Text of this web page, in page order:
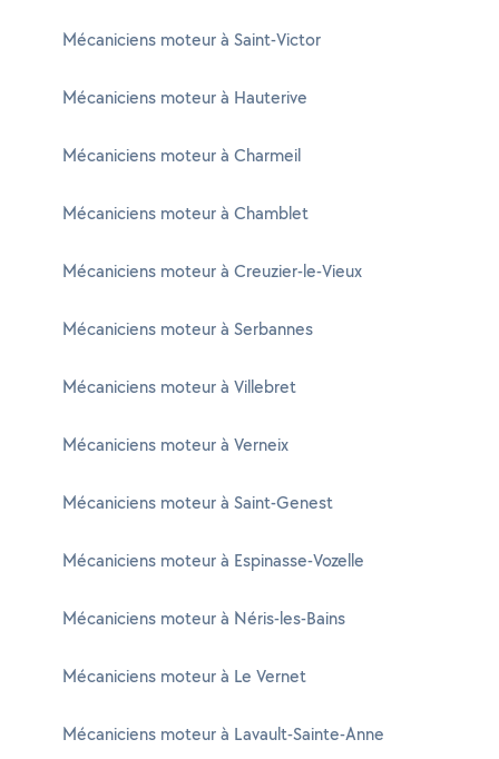
Mécaniciens moteur à Saint-Victor
Mécaniciens moteur à Hauterive
Mécaniciens moteur à Charmeil
Mécaniciens moteur à Chamblet
Mécaniciens moteur à Creuzier-le-Vieux
Mécaniciens moteur à Serbannes
Mécaniciens moteur à Villebret
Mécaniciens moteur à Verneix
Mécaniciens moteur à Saint-Genest
Mécaniciens moteur à Espinasse-Vozelle
Mécaniciens moteur à Néris-les-Bains
Mécaniciens moteur à Le Vernet
Mécaniciens moteur à Lavault-Sainte-Anne